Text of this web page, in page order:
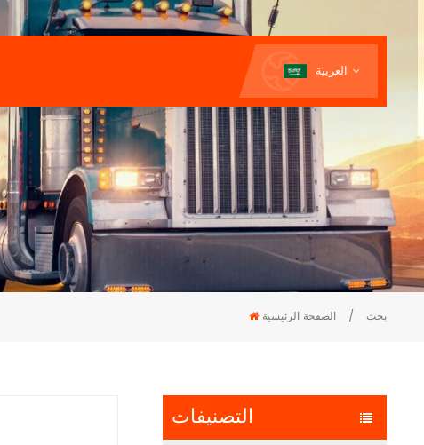
العربية
الصفحة الرئيسية / بحث
التصنيفات